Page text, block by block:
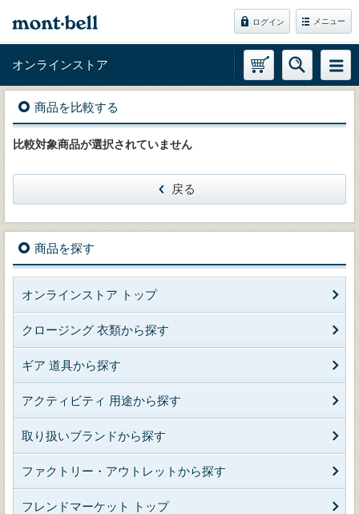
ログイン メニュー
オンラインストア
商品を比較する
比較対象商品が選択されていません
戻る
商品を探す
オンラインストア トップ
クロージング 衣類から探す
ギア 道具から探す
アクティビティ 用途から探す
取り扱いブランドから探す
ファクトリー・アウトレットから探す
フレンドマーケット トップ